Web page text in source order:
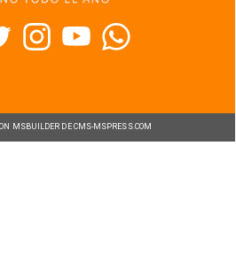
MSBUILDER DE CMS-MSPRESS.COM